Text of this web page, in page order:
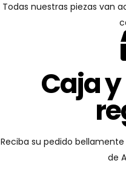
Todas nuestras piezas van
Caja
Reciba su pedido
de